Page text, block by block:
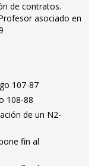
de contratos.
asociado en
107-87
108-88
de un N2-
fin al